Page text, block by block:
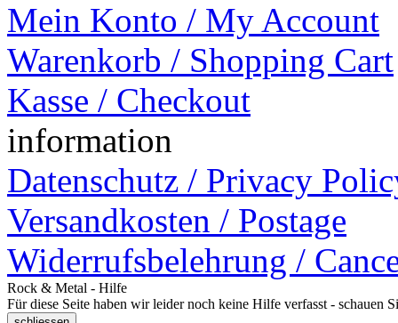
Mein Konto / My Account
Warenkorb / Shopping Cart
Kasse / Checkout
information
Datenschutz / Privacy
Versandkosten / Postage
Widerrufsbelehrung /
Rock & Metal - Hilfe
Für diese Seite haben wir leider noch keine Hilfe verfasst - schauen